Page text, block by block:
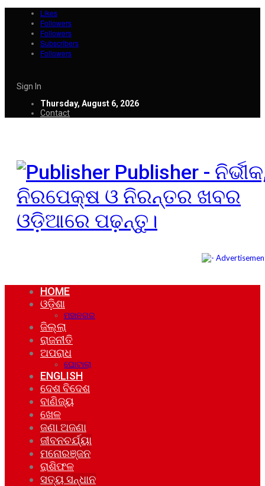
Likes
Followers
Followers
Subscribers
Followers
Sign In
Thursday, August 6, 2026
Contact
Publisher -
ନିରପେକ୍ଷ ଓ ନିରନ୍ତର ଖବର
ଓଡ଼ିଆରେ ପଢ଼ନ୍ତୁ।
HOME
ଓଡ଼ିଶା
ମହାନଗର
ଜିଲ୍ଲା
ରାଜନୀତି
ଅପରାଧ
ଘୋଟାଲା
ENGLISH
ଦେଶ ବିଦେଶ
ବାଣିଜ୍ୟ
ଖେଳ
ଜଣା ଅଜଣା
ଜୀବନଚର୍ଯ୍ୟା
ମନୋରଞ୍ଜନ
ରାଶିଫଳ
ସତ୍ୟ ସନ୍ଧାନ